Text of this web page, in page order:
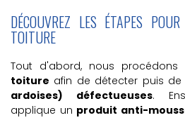
DÉCOUVREZ LES ÉTAPES
TOITURE
Tout d'abord, nous
toiture afin de détecter puis de
ardoises) défectueuses.
applique un produit anti-